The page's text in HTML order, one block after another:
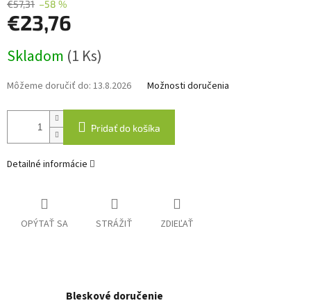
€57,31 –58 %
€23,76
cena:
Skladom (1 Ks)
Môžeme doručiť do: 13.8.2026 Možnosti doručenia
Pridať do košíka
Detailné informácie
OPÝTAŤ SA STRÁŽIŤ ZDIEĽAŤ
Bleskové doručenie